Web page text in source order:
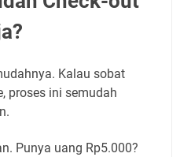
Kalau sobat
proses ini semudah
Punya uang Rp5.000?